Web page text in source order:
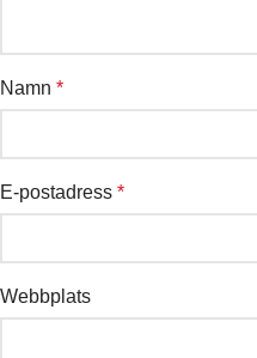
Namn *
E-postadress *
Webbplats